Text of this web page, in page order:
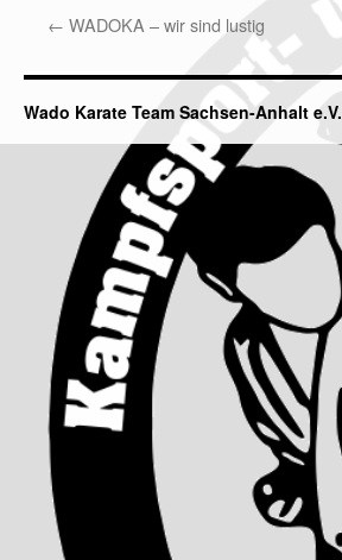
← WADOKA – wir sind lustig
Wado Karate Team Sachsen-Anhalt e.V.